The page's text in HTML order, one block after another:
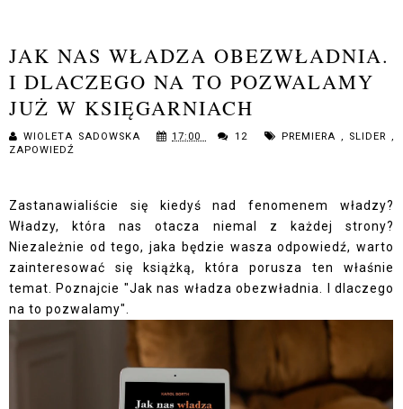
JAK NAS WŁADZA OBEZWŁADNIA.
I DLACZEGO NA TO POZWALAMY
JUŻ W KSIĘGARNIACH
WIOLETA SADOWSKA 17:00 12 PREMIERA , SLIDER,
ZAPOWIEDŹ
Zastanawialiście się kiedyś nad fenomenem władzy?
Władzy, która nas otacza niemal z każdej strony?
Niezależnie od tego, jaka będzie wasza odpowiedź, warto
zainteresować się książką, która porusza ten właśnie
temat. Poznajcie "Jak nas władza obezwładnia. I dlaczego
na to pozwalamy".